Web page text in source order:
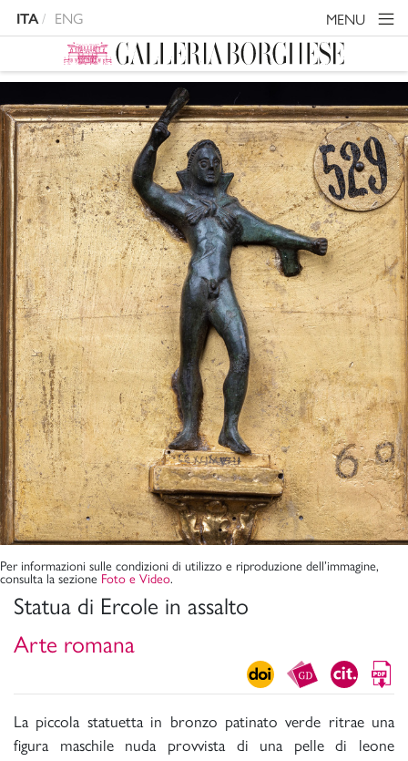
ITA ENG MENU
Statua di Ercole in assalto
Arte romana
La piccola statuetta in bronzo patinato verde ritrae una
figura maschile nuda provvista di una pelle di leone
Per informazioni sulle condizioni di utilizzo e riproduzione dell’immagine,
consulta la sezione Foto e Video.